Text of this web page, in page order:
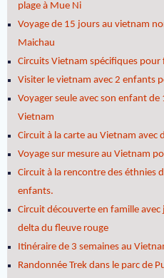
plage à Mue Ni
Voyage de 15 jours au vietnam
Maichau
Circuits Vietnam spécifiques pour
Visiter le vietnam avec 2 enfants
Voyager seule avec son enfant
Vietnam
Circuit à la carte au Vietnam avec
Voyage sur mesure au Vietnam
Circuit à la rencontre des éthnies
enfants.
Circuit découverte en famille
delta du fleuve rouge
Itinéraire de 3 semaines au
Randonnée Trek dans le parc de